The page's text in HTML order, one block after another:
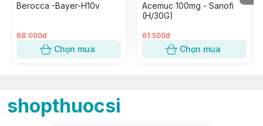
Berocca -Bayer-H10v
68.000đ
Chọn mua
Acemuc 100mg - Sanofi
(H/30G)
61.500đ
Chọn mua
shopthuocsi